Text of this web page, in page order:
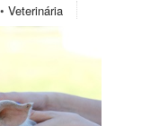
• Veterinária